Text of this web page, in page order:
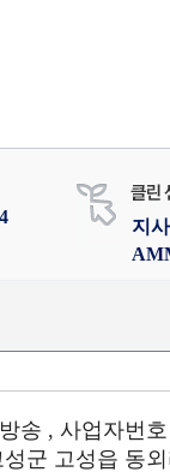
지
송 , 사업자번호
군 고성읍 동외